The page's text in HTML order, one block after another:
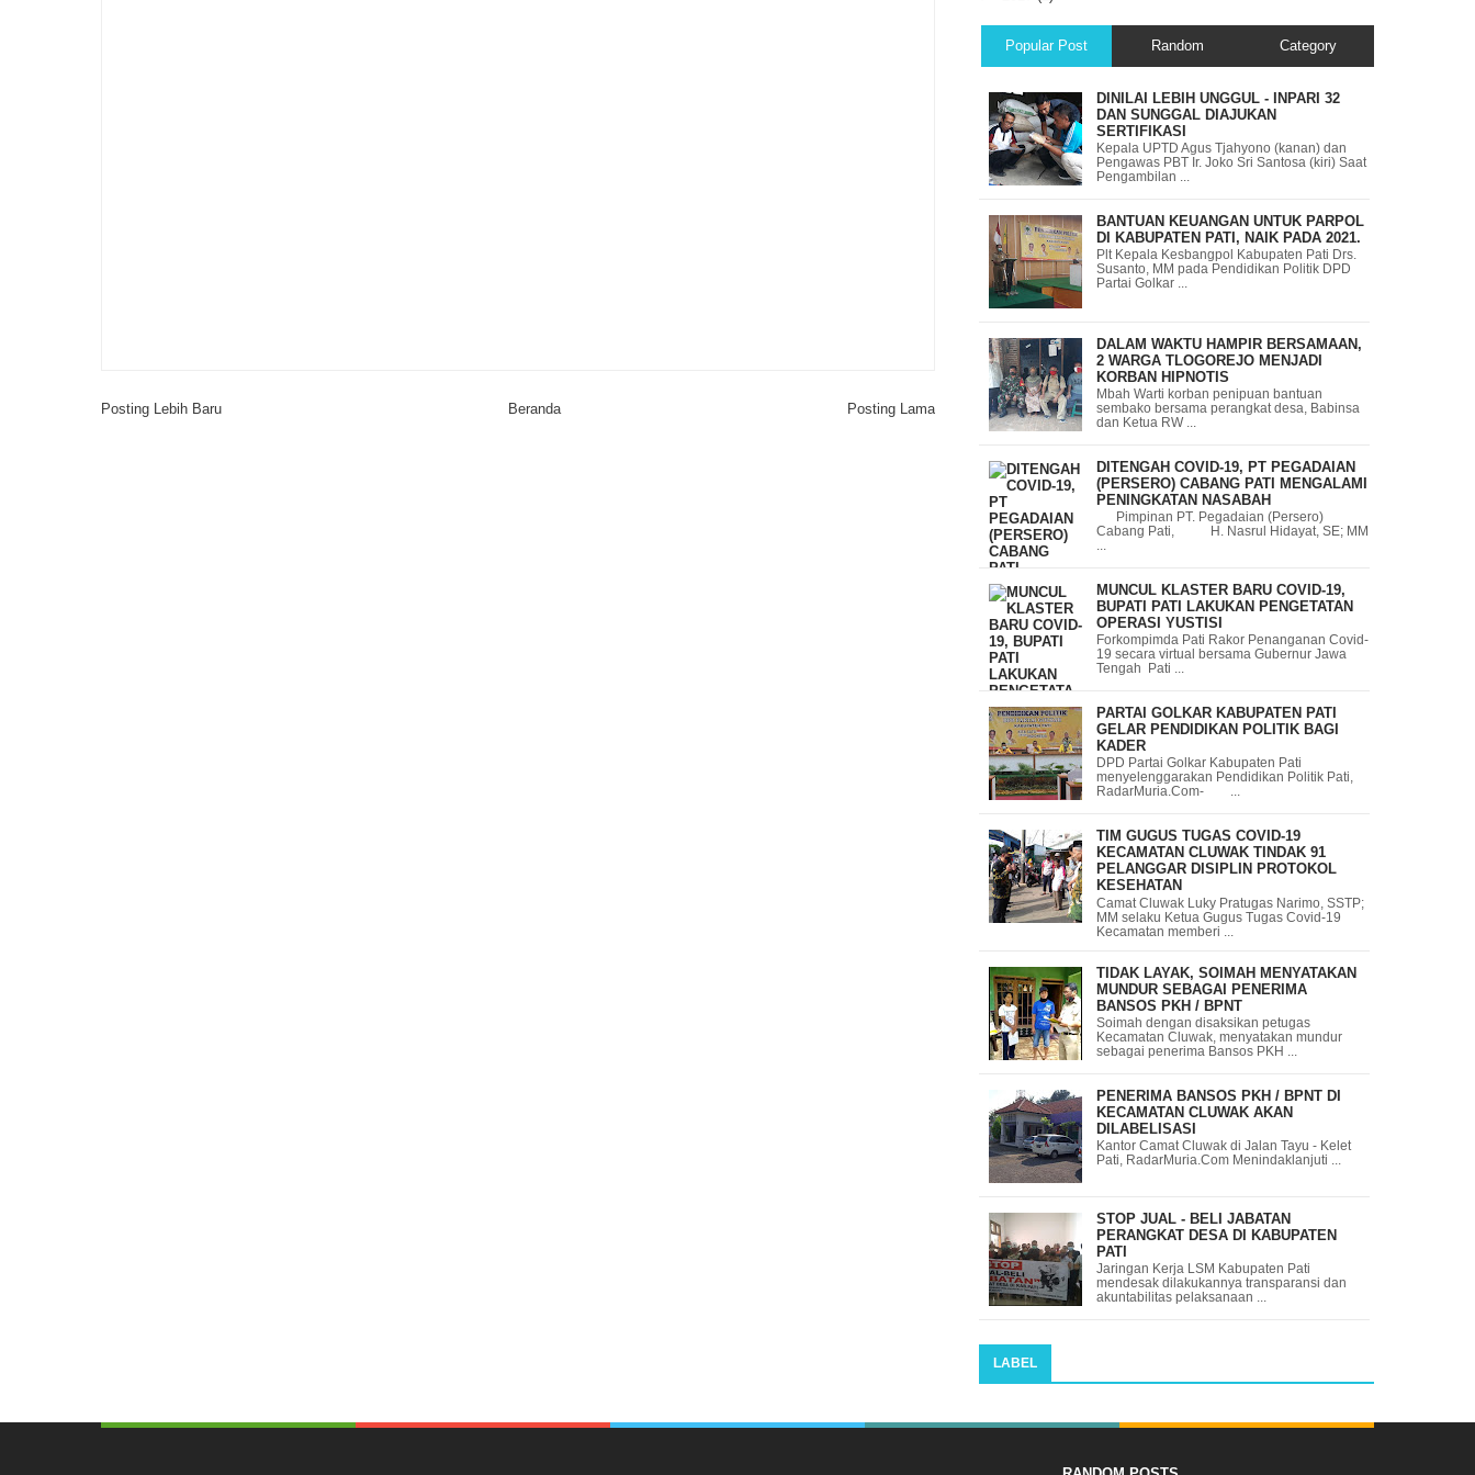
Posting Lebih Baru Posting Lama
Beranda
Popular Post Random Category
DINILAI LEBIH UNGGUL - INPARI 32
DAN SUNGGAL DIAJUKAN
SERTIFIKASI
Kepala UPTD Agus Tjahyono (kanan) dan
Pengawas PBT Ir. Joko Sri Santosa (kiri) Saat
Pengambilan ...
BANTUAN KEUANGAN UNTUK PARPOL
DI KABUPATEN PATI, NAIK PADA 2021.
Plt Kepala Kesbangpol Kabupaten Pati Drs.
Susanto, MM pada Pendidikan Politik DPD
Partai Golkar ...
DALAM WAKTU HAMPIR BERSAMAAN,
2 WARGA TLOGOREJO MENJADI
KORBAN HIPNOTIS
Mbah Warti korban penipuan bantuan
sembako bersama perangkat desa, Babinsa
dan Ketua RW ...
DITENGAH COVID-19, PT PEGADAIAN
(PERSERO) CABANG PATI MENGALAMI
PENINGKATAN NASABAH
Pimpinan PT. Pegadaian (Persero)
Cabang Pati, H. Nasrul Hidayat, SE; MM
MUNCUL KLASTER BARU COVID-19,
BUPATI PATI LAKUKAN PENGETATAN
OPERASI YUSTISI
Forkompimda Pati Rakor Penanganan Covid-
19 secara virtual bersama Gubernur Jawa
Tengah Pati ...
PARTAI GOLKAR KABUPATEN PATI
GELAR PENDIDIKAN POLITIK BAGI
KADER
DPD Partai Golkar Kabupaten Pati
menyelenggarakan Pendidikan Politik Pati,
RadarMuria.Com- ...
TIM GUGUS TUGAS COVID-19
KECAMATAN CLUWAK TINDAK 91
PELANGGAR DISIPLIN PROTOKOL
KESEHATAN
Camat Cluwak Luky Pratugas Narimo, SSTP;
MM selaku Ketua Gugus Tugas Covid-19
Kecamatan memberi ...
TIDAK LAYAK, SOIMAH MENYATAKAN
MUNDUR SEBAGAI PENERIMA
BANSOS PKH / BPNT
Soimah dengan disaksikan petugas
Kecamatan Cluwak, menyatakan mundur
sebagai penerima Bansos PKH ...
PENERIMA BANSOS PKH / BPNT DI
KECAMATAN CLUWAK AKAN
DILABELISASI
Kantor Camat Cluwak di Jalan Tayu - Kelet
Pati, RadarMuria.Com Menindaklanjuti ...
STOP JUAL - BELI JABATAN
PERANGKAT DESA DI KABUPATEN
PATI
Jaringan Kerja LSM Kabupaten Pati
mendesak dilakukannya transparansi dan
akuntabilitas pelaksanaan ...
LABEL